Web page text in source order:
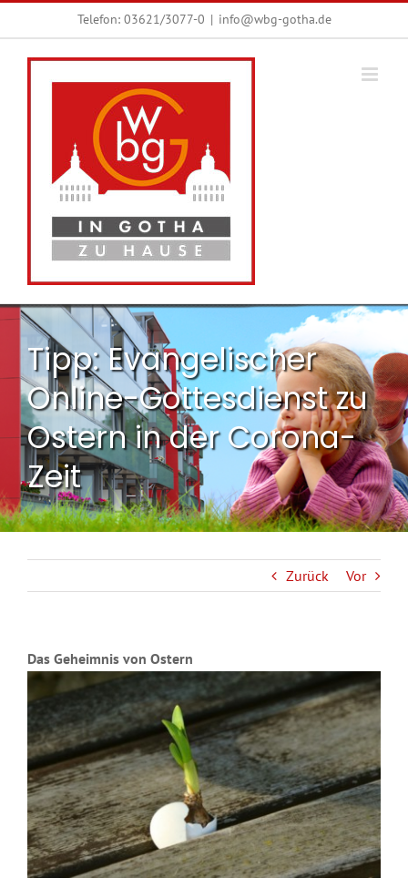
Inhalt
springen
Telefon: 03621/3077-0 | info@wbg-gotha.de
Tipp: Evangelischer
Online-Gottesdienst zu
Ostern in der Corona-
Zeit
Zurück Vor
Das Geheimnis von Ostern